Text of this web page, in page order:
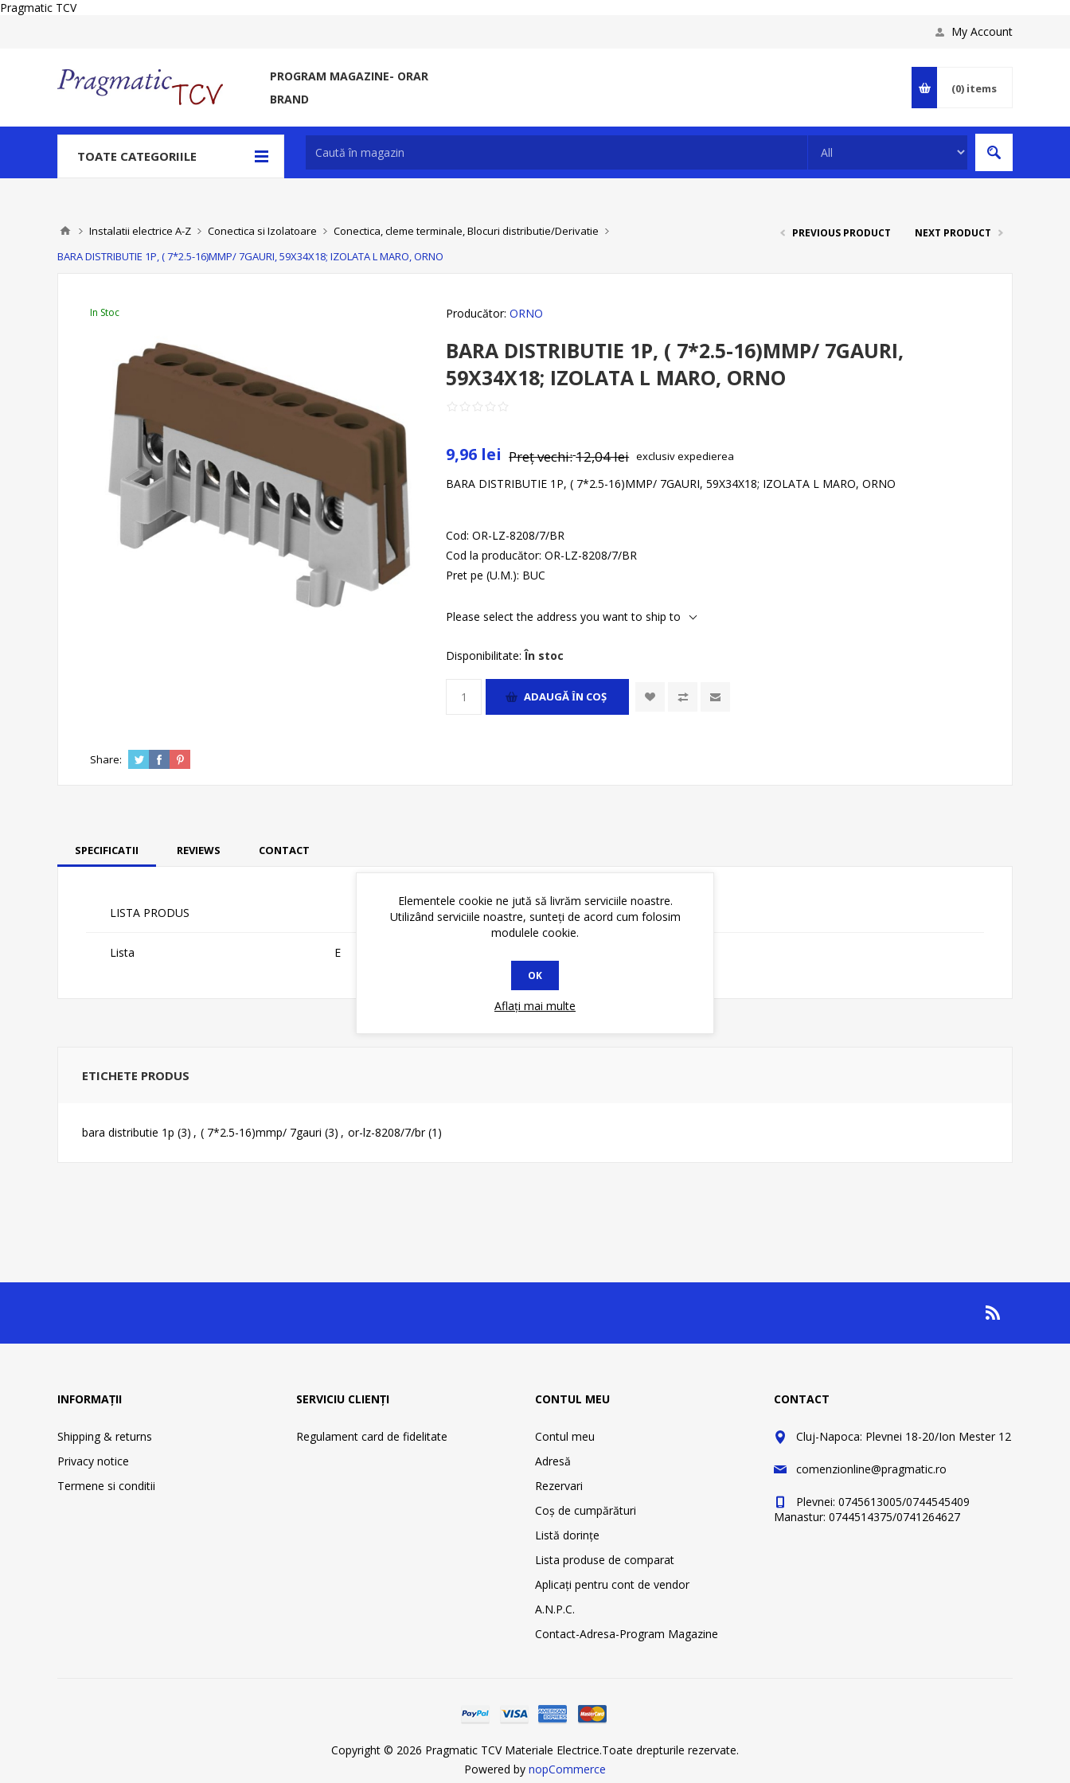
Pragmatic TCV
My Account
PROGRAM MAGAZINE- ORAR
BRAND
(0) items
TOATE CATEGORIILE
Instalatii electrice A-Z Conectica si Izolatoare
Conectica, cleme terminale, Blocuri distributie/Derivatie
BARA DISTRIBUTIE 1P, ( 7*2.5-16)MMP/ 7GAURI, 59X34X18; IZOLATA L MARO, ORNO
PREVIOUS PRODUCT NEXT PRODUCT
In Stoc Producător: ORNO
BARA DISTRIBUTIE 1P, ( 7*2.5-16)MMP/ 7GAURI,
59X34X18; IZOLATA L MARO, ORNO
9,96 lei Preț vechi:12,04 lei exclusivexpedierea
BARA DISTRIBUTIE 1P, ( 7*2.5-16)MMP/ 7GAURI, 59X34X18; IZOLATA L MARO, ORNO
Cod: OR-LZ-8208/7/BR
Cod la producător: OR-LZ-8208/7/BR
Pret pe (U.M.): BUC
Please select the address you want to ship to
Disponibilitate: În stoc
ADAUGĂ ȊN COŞ
Share:
SPECIFICATII REVIEWS CONTACT
LISTA PRODUS
Lista E
ETICHETE PRODUS
bara distributie 1p (3) , ( 7*2.5-16)mmp/ 7gauri (3) , or-lz-8208/7/br (1)
INFORMAȚII
Shipping & returns
Privacy notice
Termene si conditii
SERVICIU CLIENȚI
Regulament card de fidelitate
CONTUL MEU
Contul meu
Adresă
Rezervari
Coş de cumpărături
Listă dorințe
Lista produse de comparat
Aplicați pentru cont de vendor
A.N.P.C.
Contact-Adresa-Program Magazine
CONTACT
Cluj-Napoca: Plevnei 18-20/Ion Mester 12
comenzionline@pragmatic.ro
Plevnei: 0745613005/0744545409
Manastur: 0744514375/0741264627
Copyright © 2026 Pragmatic TCV Materiale Electrice.Toate drepturile rezervate.
Powered by nopCommerce
Elementele cookie ne jută să livrăm serviciile noastre.
Utilizând serviciile noastre, sunteți de acord cum folosim
modulele cookie.
OK
Aflați mai multe